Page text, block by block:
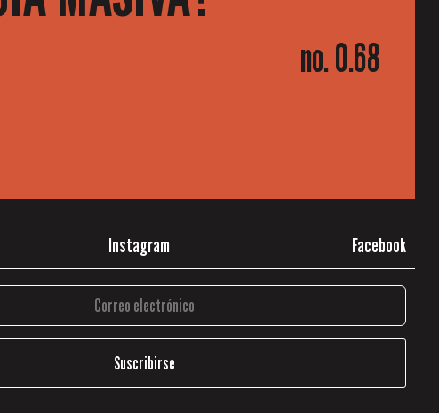
no. 0.68
Instagram Facebook